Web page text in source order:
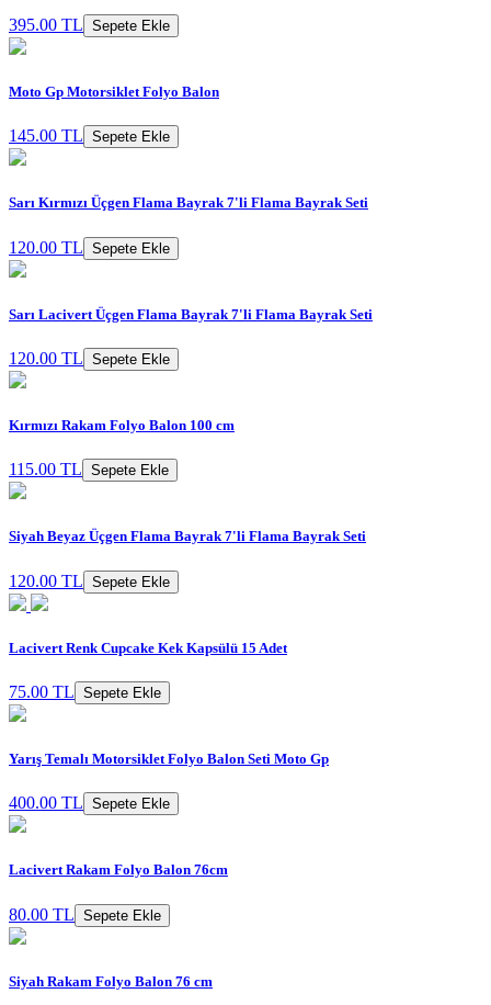
395.00 TL Sepete Ekle
Moto Gp Motorsiklet Folyo Balon
145.00 TL Sepete Ekle
Sarı Kırmızı Üçgen Flama Bayrak 7'li Flama Bayrak Seti
120.00 TL Sepete Ekle
Sarı Lacivert Üçgen Flama Bayrak 7'li Flama Bayrak Seti
120.00 TL Sepete Ekle
Kırmızı Rakam Folyo Balon 100 cm
115.00 TL Sepete Ekle
Siyah Beyaz Üçgen Flama Bayrak 7'li Flama Bayrak Seti
120.00 TL Sepete Ekle
Lacivert Renk Cupcake Kek Kapsülü 15 Adet
75.00 TL Sepete Ekle
Yarış Temalı Motorsiklet Folyo Balon Seti Moto Gp
400.00 TL Sepete Ekle
Lacivert Rakam Folyo Balon 76cm
80.00 TL Sepete Ekle
Siyah Rakam Folyo Balon 76 cm